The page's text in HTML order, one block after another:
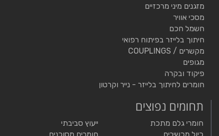
מזגנים מיני מרכזיים
מסכי אוויר
חשמל חכם
חיתוך בלייזר בפיתוח רפואי
מקשרים / COUPLINGS
מגופים
פיקוד ובקרה
חומרים לחיתוך בלייזר - נייר וקרטון
תחומים נפוצים
חומרי גלם מתכת
כיול מכשירים
ייעוץ סביבתי
חומרים מסוכנים